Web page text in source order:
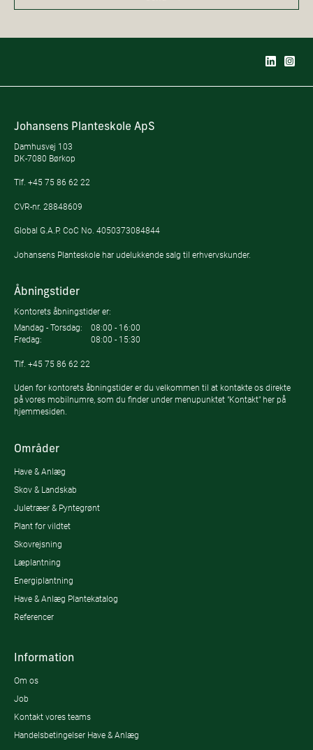
Johansens Planteskole ApS
Damhusvej 103
DK-7080 Børkop
Tlf. +45 75 86 62 22
CVR-nr. 28848609
Global G.A.P. CoC No. 4050373084844
Johansens Planteskole har udelukkende salg til erhvervskunder.
Åbningstider
Kontorets åbningstider er:
Mandag - Torsdag:
08:00 - 16:00
Fredag:
08:00 - 15:30
Tlf. +45 75 86 62 22
Uden for kontorets åbningstider er du velkommen til at kontakte os direkte
på vores mobilnumre, som du finder under menupunktet "Kontakt" her på
hjemmesiden.
Områder
Have & Anlæg
Skov & Landskab
Juletræer & Pyntegrønt
Plant for vildtet
Skovrejsning
Læplantning
Energiplantning
Have & Anlæg Plantekatalog
Referencer
Information
Om os
Job
Kontakt vores teams
Handelsbetingelser Have & Anlæg